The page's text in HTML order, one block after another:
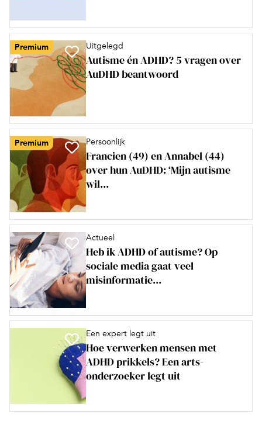
Premium Uitgelegd
Autisme én ADHD? 5 vragen over
AuDHD beantwoord
Premium Persoonlijk
Francien (49) en Annabel (44)
over hun AuDHD: ‘Mijn autisme
wil...
Actueel
Heb ik ADHD of autisme? Op
sociale media gaat veel
misinformatie...
Een expert legt uit
Hoe verwerken mensen met
ADHD prikkels? Een arts-
onderzoeker legt uit